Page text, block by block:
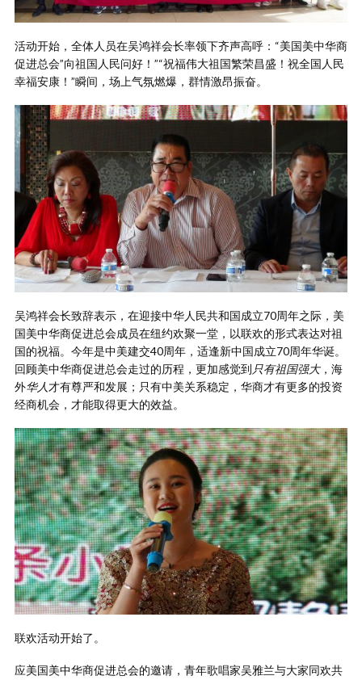
活动开始，全体人员在吴鸿祥会长率领下齐声高呼：“美国美中华商
促进总会”向祖国人民问好！”“祝福伟大祖国繁荣昌盛！祝全国人民
幸福安康！”瞬间，场上气氛燃爆，群情激昂振奋。
吴鸿祥会长致辞表示，在迎接中华人民共和国成立70周年之际，美
国美中华商促进总会成员在纽约欢聚一堂，以联欢的形式表达对祖
国的祝福。今年是中美建交40周年，适逢新中国成立70周年华诞。
回顾美中华商促进总会走过的历程，更加感觉到 只有祖国强大，海
外华人 才有尊严和发展；只有中美关系稳定，华商才有更多的投资
经商机会，才能取得更大的效益。
联欢活动开始了。
应美国美中华商促进总会的邀请，青年歌唱家吴雅兰与大家同欢共